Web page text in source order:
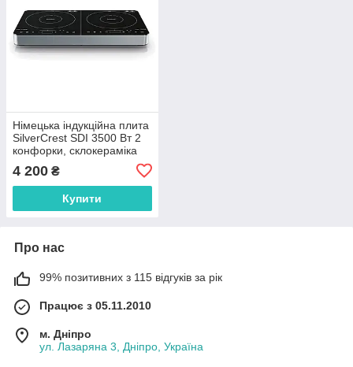
Німецька індукційна плита
SilverCrest SDI 3500 Вт 2
конфорки, склокераміка
4 200 ₴
Купити
Про нас
99% позитивних з 115 відгуків за рік
Працює з 05.11.2010
м. Дніпро
ул. Лазаряна 3, Дніпро, Україна